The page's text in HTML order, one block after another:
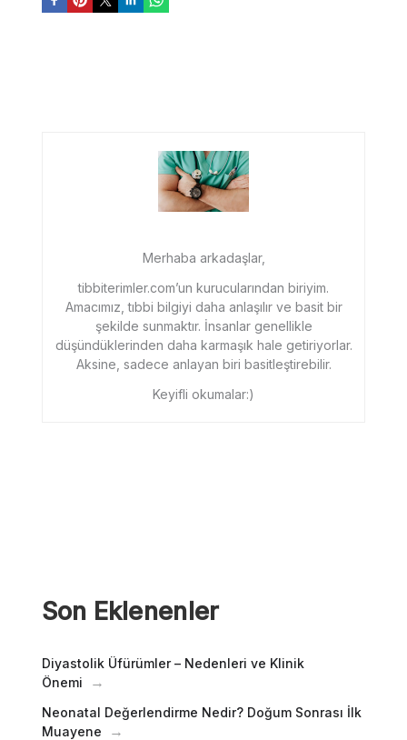
Merhaba arkadaşlar,
tibbiterimler.com’un kurucularından biriyim.
Amacımız, tıbbi bilgiyi daha anlaşılır ve basit bir
şekilde sunmaktır. İnsanlar genellikle
düşündüklerinden daha karmaşık hale getiriyorlar.
Aksine, sadece anlayan biri basitleştirebilir.
Keyifli okumalar:)
Son Eklenenler
Diyastolik Üfürümler – Nedenleri ve Klinik
Önemi
Neonatal Değerlendirme Nedir? Doğum Sonrası İlk
Muayene